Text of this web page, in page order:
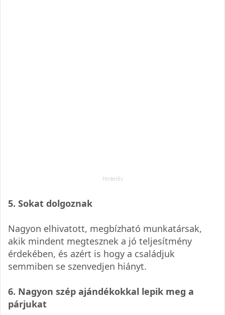
5. Sokat dolgoznak
Nagyon elhivatott, megbízható munkatársak,
akik mindent megtesznek a jó teljesítmény
érdekében, és azért is hogy a családjuk
semmiben se szenvedjen hiányt.
6. Nagyon szép ajándékokkal lepik meg a
párjukat